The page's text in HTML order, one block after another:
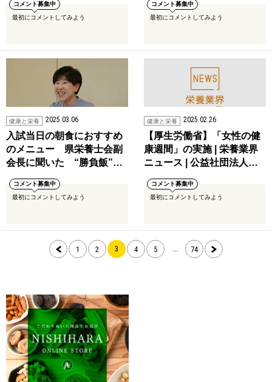
コメント募集中
最初にコメントしてみよう
コメント募集中
最初にコメントしてみよう
健康と栄養 2025.03.06
入試当日の朝食におすすめ
のメニュー 県栄養士会副
会長に聞いた “勝負飯”…
コメント募集中
最初にコメントしてみよう
健康と栄養 2025.02.26
【厚生労働省】「女性の健
康週間」の実施 | 栄養業界
ニュース | 公益社団法人…
コメント募集中
最初にコメントしてみよう
1 2 3 4 5 ... 74